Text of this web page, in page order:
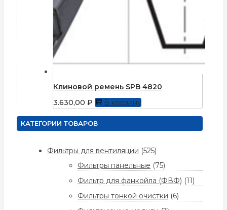
Клиновой ремень SPB 4820
3.630,00 ₽ В корзину
КАТЕГОРИИ ТОВАРОВ
Фильтры для вентиляции (525)
Фильтры панельные (75)
Фильтр для фанкойла (ФВФ) (11)
Фильтры тонкой очистки (6)